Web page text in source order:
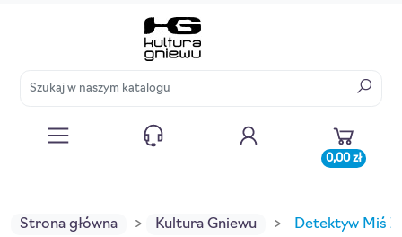
0,00 zł
Strona główna Kultura Gniewu Detektyw Miś